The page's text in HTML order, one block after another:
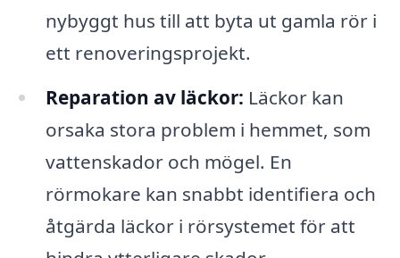
nybyggt hus till att byta ut gamla rör i
ett renoveringsprojekt.
Reparation av läckor: Läckor kan
orsaka stora problem i hemmet, som
vattenskador och mögel. En
rörmokare kan snabbt identifiera och
åtgärda läckor i rörsystemet för att